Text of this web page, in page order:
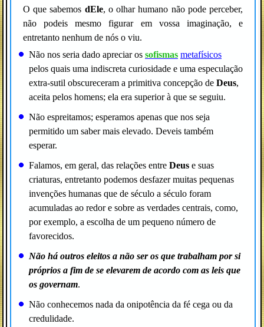
O que sabemos dEle, o olhar humano não pode perceber,
não podeis mesmo figurar em vossa imaginação, e
entretanto nenhum de nós o viu.
Não nos seria dado apreciar os sofismas metafísicos
pelos quais uma indiscreta curiosidade e uma especulação
extra-sutil obscureceram a primitiva concepção de Deus,
aceita pelos homens; ela era superior à que se seguiu.
Não espreitamos; esperamos apenas que nos seja
permitido um saber mais elevado. Deveis também
esperar.
Falamos, em geral, das relações entre Deus e suas
criaturas, entretanto podemos desfazer muitas pequenas
invenções humanas que de século a século foram
acumuladas ao redor e sobre as verdades centrais, como,
por exemplo, a escolha de um pequeno número de
favorecidos.
Não há outros eleitos a não ser os que trabalham por si
próprios a fim de se elevarem de acordo com as leis que
os governam.
Não conhecemos nada da onipotência da fé cega ou da
credulidade.